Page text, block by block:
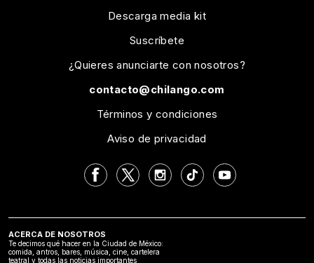
Descarga media kit
Suscríbete
¿Quieres anunciarte con nosotros?
contacto@chilango.com
Términos y condiciones
Aviso de privacidad
ACERCA DE NOSOTROS
Te decimos qué hacer en la Ciudad de México:
comida, antros, bares, música, cine, cartelera
teatral y todas las noticias importantes